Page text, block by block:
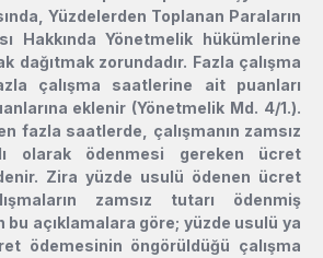
Yüzdelerden Toplanan Paraların
Hakkında Yönetmelik hükümlerine
dağıtmak zorundadır. Fazla çalışma
çalışma saatlerine ait puanları
eklenir (Yönetmelik Md. 4/1.).
fazla saatlerde, çalışmanın zamsız
olarak ödenmesi gereken ücret
Zira yüzde usulü ödenen ücret
zamsız tutarı ödenmiş
bu açıklamalara göre; yüzde usulü ya
ödemesinin öngörüldüğü çalışma